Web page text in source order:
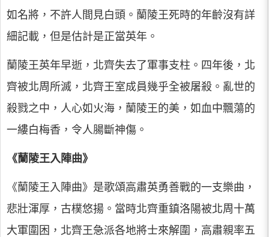
如名將，不許人間見白頭。蘭陵王死時的年齡沒有詳
細記載，但是估計是正當英年。
蘭陵王英年早逝，北齊失去了軍事支柱。四年後，北
齊被北周所滅，北齊王室成員幾乎全被屠殺。亂世的
殺戮之中，人心如火海，蘭陵王的美，如血中飄蕩的
一縷白梅香，令人腸斷神傷。
《蘭陵王入陣曲》
《蘭陵王入陣曲》是歌頌高肅英勇善戰的一支樂曲，
悲壯渾厚，古樸悠揚。當時北齊重鎮洛陽被北周十萬
大軍圍困，北齊王急派各地將士來解圍，高肅親率五